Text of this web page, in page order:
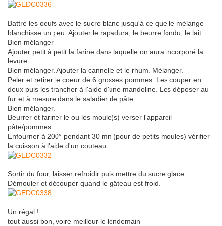
Battre les oeufs avec le sucre blanc jusqu'à ce que le mélange
blanchisse un peu. Ajouter le rapadura, le beurre fondu; le lait.
Bien mélanger
Ajouter petit à petit la farine dans laquelle on aura incorporé la
levure.
Bien mélanger. Ajouter la cannelle et le rhum. Mélanger.
Peler et retirer le coeur de 6 grosses pommes. Les couper en
deux puis les trancher à l'aide d'une mandoline. Les déposer au
fur et à mesure dans le saladier de pâte.
Bien mélanger.
Beurrer et fariner le ou les moule(s) verser l'appareil
pâte/pommes.
Enfourner à 200° pendant 30 mn (pour de petits moules) vérifier
la cuisson à l'aide d'un couteau.
Sortir du four, laisser refroidir puis mettre du sucre glace.
Démouler et découper quand le gâteau est froid.
Un régal !
tout aussi bon, voire meilleur le lendemain